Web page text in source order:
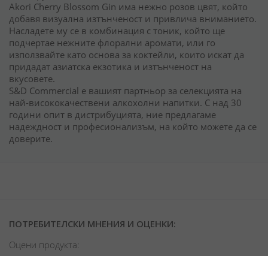
Akori Cherry Blossom Gin има нежно розов цвят, който
добавя визуална изтънченост и привлича вниманието.
Насладете му се в комбинация с тоник, който ще
подчертае нежните флорални аромати, или го
използвайте като основа за коктейли, които искат да
придадат азиатска екзотика и изтънченост на
вкусовете.
S&D Commercial е вашият партньор за селекцията на
най-висококачествени алкохолни напитки. С над 30
години опит в дистрибуцията, ние предлагаме
надеждност и професионализъм, на който можете да се
доверите.
ПОТРЕБИТЕЛСКИ МНЕНИЯ И ОЦЕНКИ:
Оцени продукта: